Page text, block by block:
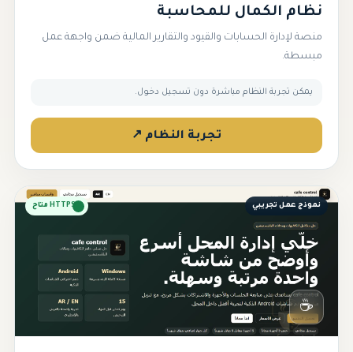
نظام الكمال للمحاسبة
منصة لإدارة الحسابات والقيود والتقارير المالية ضمن واجهة عمل
مبسطة.
يمكن تجربة النظام مباشرة دون تسجيل دخول.
تجربة النظام ↗
نموذج عمل تجريبي HTTPS متاح
☕